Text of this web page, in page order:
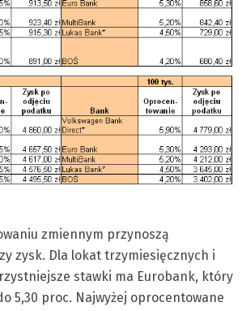
zmiennym przynoszą
zysk. Dla lokat trzymiesięcznych i
stawki ma Eurobank, który
5,30 proc. Najwyżej oprocentowane